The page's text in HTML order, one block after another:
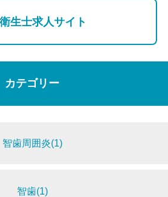
生士求人サイト
カテゴリー
智歯周囲炎(1)
智歯(1)